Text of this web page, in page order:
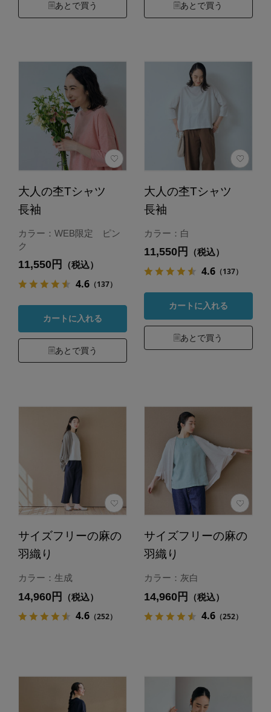
あとで買う あとで買う
大人の杢Tシャツ
長袖
カラー：WEB限定 ピン
ク
11,550円 （税込）
4.6（137）
カートに入れる
あとで買う
大人の杢Tシャツ
長袖
カラー：白
11,550円 （税込）
4.6（137）
カートに入れる
あとで買う
サイズフリーの麻の
羽織り
カラー：生成
14,960円 （税込）
4.6（252）
サイズフリーの麻の
羽織り
カラー：灰白
14,960円 （税込）
4.6（252）